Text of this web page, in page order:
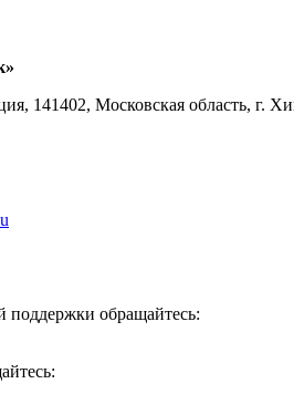
141402, Московская область, г.
поддержки обращайтесь: